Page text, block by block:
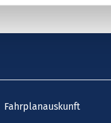
Fahrplanauskunft